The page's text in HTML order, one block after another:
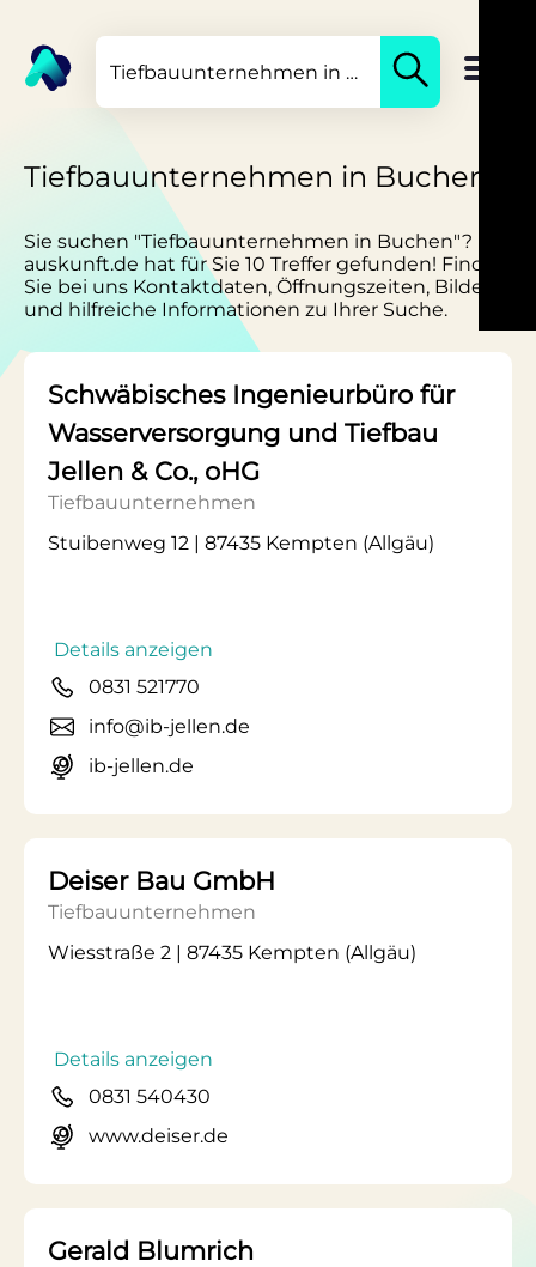
Tiefbauunternehmen in Buchen
Sie suchen "Tiefbauunternehmen in Buchen"?
auskunft.de hat für Sie 10 Treffer gefunden! Finden
Sie bei uns Kontaktdaten, Öffnungszeiten, Bilder
und hilfreiche Informationen zu Ihrer Suche.
Schwäbisches Ingenieurbüro für
Wasserversorgung und Tiefbau
Jellen & Co., oHG
Tiefbauunternehmen
Stuibenweg 12 | 87435 Kempten (Allgäu)
Details anzeigen
0831 521770
info@ib-jellen.de
ib-jellen.de
Deiser Bau GmbH
Tiefbauunternehmen
Wiesstraße 2 | 87435 Kempten (Allgäu)
Details anzeigen
0831 540430
www.deiser.de
Gerald Blumrich